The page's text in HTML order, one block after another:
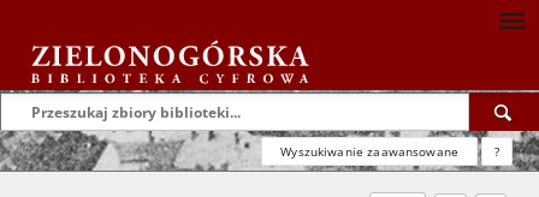
Wyszukiwanie zaawansowane ?